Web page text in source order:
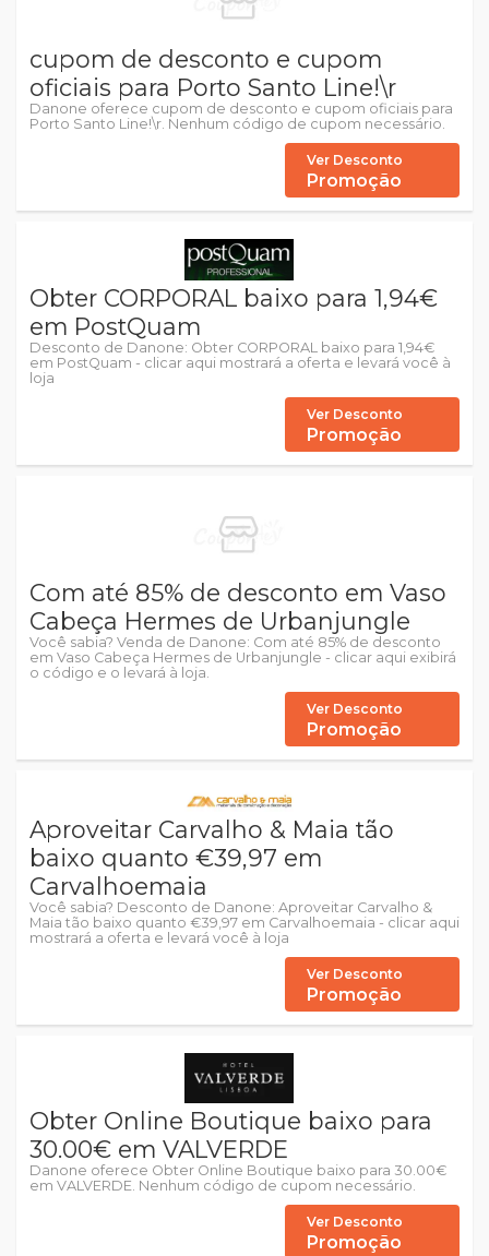
cupom de desconto e cupom
oficiais para Porto Santo Line!\r
Danone oferece cupom de desconto e cupom oficiais para
Porto Santo Line!\r. Nenhum código de cupom necessário.
Ver Desconto
Promoção
Obter CORPORAL baixo para 1,94€
em PostQuam
Desconto de Danone: Obter CORPORAL baixo para 1,94€
em PostQuam - clicar aqui mostrará a oferta e levará você à
loja
Ver Desconto
Promoção
Com até 85% de desconto em Vaso
Cabeça Hermes de Urbanjungle
Você sabia? Venda de Danone: Com até 85% de desconto
em Vaso Cabeça Hermes de Urbanjungle - clicar aqui exibirá
o código e o levará à loja.
Ver Desconto
Promoção
Aproveitar Carvalho & Maia tão
baixo quanto €39,97 em
Carvalhoemaia
Você sabia? Desconto de Danone: Aproveitar Carvalho &
Maia tão baixo quanto €39,97 em Carvalhoemaia - clicar aqui
mostrará a oferta e levará você à loja
Ver Desconto
Promoção
Obter Online Boutique baixo para
30.00€ em VALVERDE
Danone oferece Obter Online Boutique baixo para 30.00€
em VALVERDE. Nenhum código de cupom necessário.
Ver Desconto
Promoção